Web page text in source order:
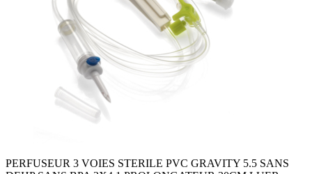
PERFUSEUR 3 VOIES STERILE PVC GRAVITY 5.5 SANS